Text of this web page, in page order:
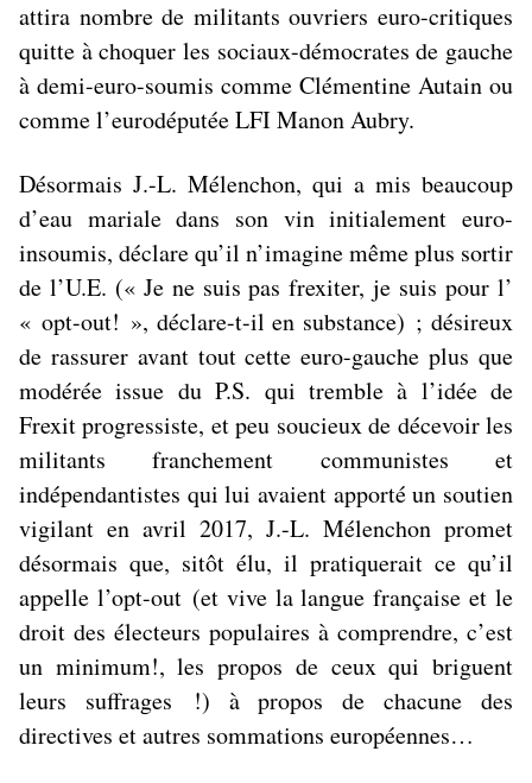
attira nombre de militants ouvriers euro-critiques
quitte à choquer les sociaux-démocrates de gauche
à demi-euro-soumis comme Clémentine Autain ou
comme l’eurodéputée LFI Manon Aubry.
Désormais J.-L. Mélenchon, qui a mis beaucoup
d’eau mariale dans son vin initialement euro-
insoumis, déclare qu’il n’imagine même plus sortir
de l’U.E. (« Je ne suis pas frexiter, je suis pour l’
« opt-out! », déclare-t-il en substance) ; désireux
de rassurer avant tout cette euro-gauche plus que
modérée issue du P.S. qui tremble à l’idée de
Frexit progressiste, et peu soucieux de décevoir les
militants franchement communistes et
indépendantistes qui lui avaient apporté un soutien
vigilant en avril 2017, J.-L. Mélenchon promet
désormais que, sitôt élu, il pratiquerait ce qu’il
appelle l’opt-out(et vive la langue française et le
droit des électeurs populaires à comprendre, c’est
un minimum!, les propos de ceux qui briguent
leurs suffrages !) à propos de chacune des
directives et autres sommations européennes…